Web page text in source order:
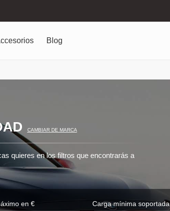
Blog
CAMBIAR DE MARCA
quieres en los filtros que encontrarás a
en € Carga mínima soportada